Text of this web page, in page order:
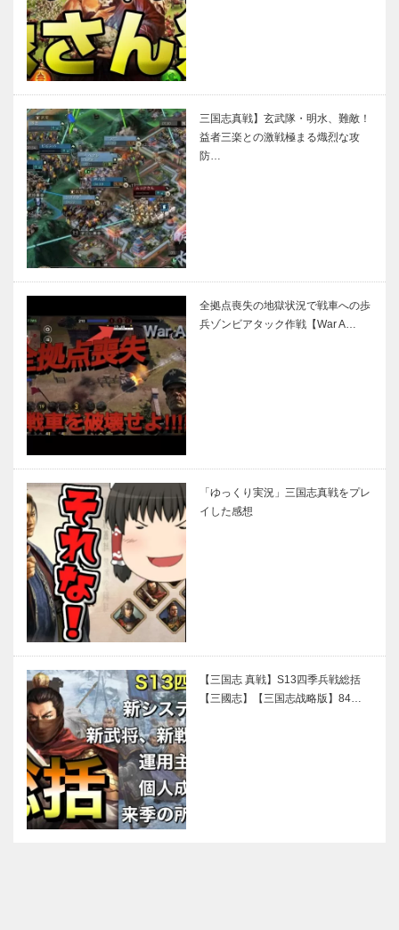
三国志真戦】玄武隊・明水、難敵！
益者三楽との激戦極まる熾烈な攻
防…
全拠点喪失の地獄状況で戦車への歩
兵ゾンビアタック作戦【War A…
「ゆっくり実況」三国志真戦をプレ
イした感想
【三国志 真戦】S13四季兵戦総括
【三國志】【三国志战略版】84…